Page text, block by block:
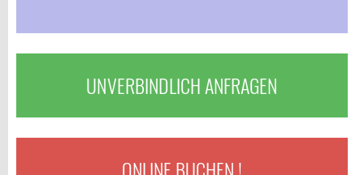
UNVERBINDLICH ANFRAGEN